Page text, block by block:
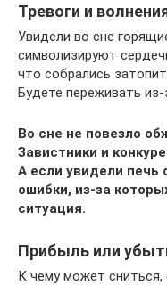
Тревоги и
Увидели во сне
символизируют
что собрались
Будете переживать
Во сне не повезло
Завистники и
А если увидели
ошибки, из-за
ситуация.
Прибыль или
К чему может сниться,